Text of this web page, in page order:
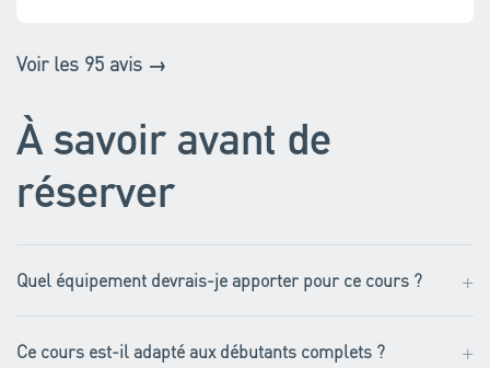
Voir les 95 avis →
À savoir avant de
réserver
Quel équipement devrais-je apporter pour ce cours ? +
Ce cours est-il adapté aux débutants complets ? +